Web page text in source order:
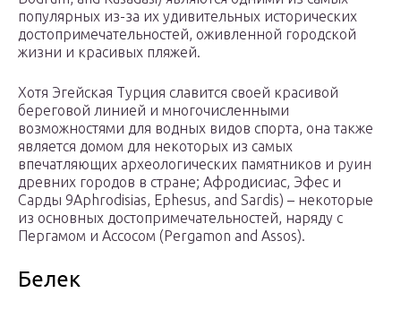
популярных из-за их удивительных исторических
достопримечательностей, оживленной городской
жизни и красивых пляжей.
Хотя Эгейская Турция славится своей красивой
береговой линией и многочисленными
возможностями для водных видов спорта, она также
является домом для некоторых из самых
впечатляющих археологических памятников и руин
древних городов в стране; Афродисиас, Эфес и
Сарды 9Aphrodisias, Ephesus, and Sardis) – некоторые
из основных достопримечательностей, наряду с
Пергамом и Ассосом (Pergamon and Assos).
Белек